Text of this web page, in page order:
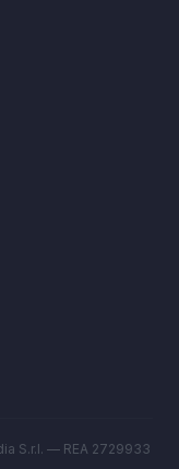
S.r.l. — REA 2729933